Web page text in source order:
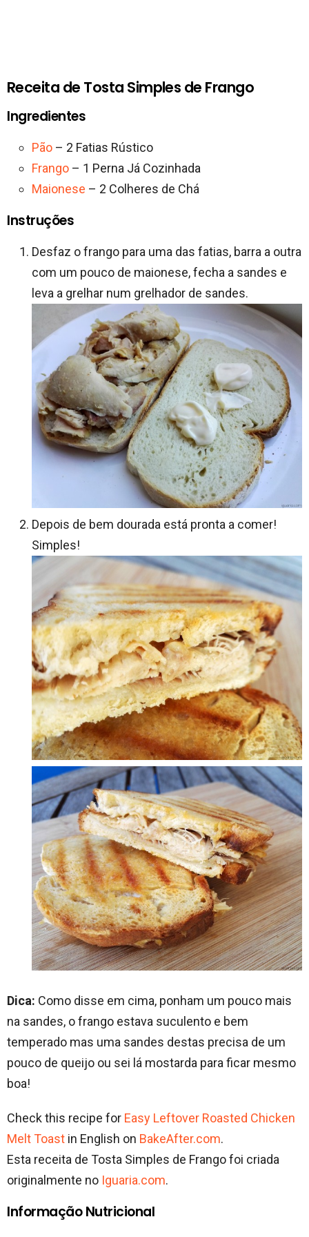
Receita de Tosta Simples de Frango
Ingredientes
Pão – 2 Fatias Rústico
Frango – 1 Perna Já Cozinhada
Maionese – 2 Colheres de Chá
Instruções
Desfaz o frango para uma das fatias, barra a outra
com um pouco de maionese, fecha a sandes e
leva a grelhar num grelhador de sandes.
Depois de bem dourada está pronta a comer!
Simples!
Dica: Como disse em cima, ponham um pouco mais
na sandes, o frango estava suculento e bem
temperado mas uma sandes destas precisa de um
pouco de queijo ou sei lá mostarda para ficar mesmo
boa!
Check this recipe for Easy Leftover Roasted Chicken
Melt Toast in English on BakeAfter.com.
Esta receita de Tosta Simples de Frango foi criada
originalmente no Iguaria.com.
Informação Nutricional